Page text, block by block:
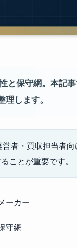
と保守網。本記
します。
者・買収担当者
ことが重要です。
ーカー
守網